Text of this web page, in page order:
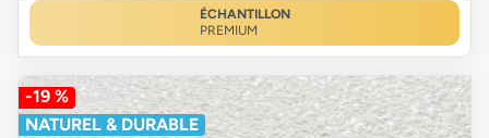
ÉCHANTILLON
PREMIUM
-19 %
NATUREL & DURABLE